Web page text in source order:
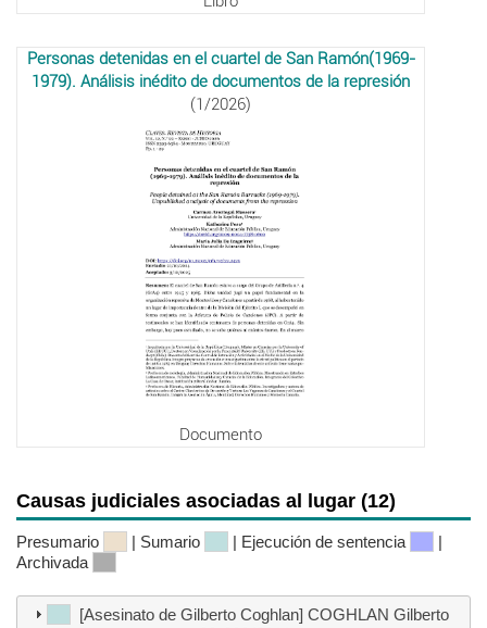
Personas detenidas en el cuartel de San Ramón(1969-
1979). Análisis inédito de documentos de la represión
(1/2026)
Documento
Causas judiciales asociadas al lugar (12)
Presumario | Sumario | Ejecución de sentencia
|
Archivada
[Asesinato de Gilberto Coghlan] COGHLAN Gilberto